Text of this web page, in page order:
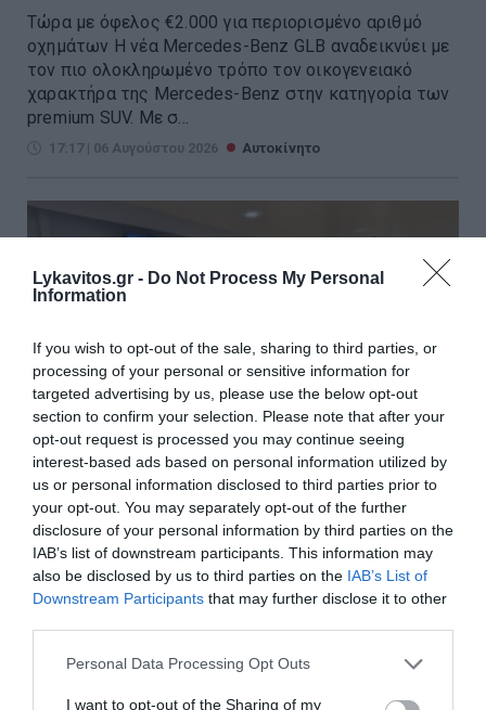
Lykavitos.gr - Do Not Process My Personal
Information
If you wish to opt-out of the sale, sharing to third parties, or
processing of your personal or sensitive information for
targeted advertising by us, please use the below opt-out
section to confirm your selection. Please note that after your
opt-out request is processed you may continue seeing
interest-based ads based on personal information utilized by
us or personal information disclosed to third parties prior to
your opt-out. You may separately opt-out of the further
disclosure of your personal information by third parties on the
IAB’s list of downstream participants. This information may
also be disclosed by us to third parties on the IAB’s List of
Downstream Participants that may further disclose it to other
Please note that this website/app uses one or more Google
not limited to your visit or usage behaviour. You may click to
Personal Data Processing Opt Outs
I want to opt-out of the Sharing of my
Τώρα με όφελος €2.000 για περιορισμένο αριθμό
οχημάτων Η νέα Mercedes-Benz GLB αναδεικνύει με
τον πιο ολοκληρωμένο τρόπο τον οικογενειακό
χαρακτήρα της Mercedes-Benz στην κατηγορία των
premium SUV. Με σ...
17:17 | 06 Αυγούστου 2026 Αυτοκίνητο
Τα OMODA & JAECOO
ταξιδεύουν στα ελληνικά νησιά
μέσα από τη συνεργασία με τις
MINOAN LINES, GOLDEN STAR
FERRIES & FAST FERRIES.